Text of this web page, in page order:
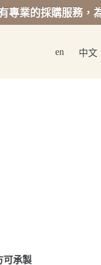
服務，為了把關
en 中文
可承製